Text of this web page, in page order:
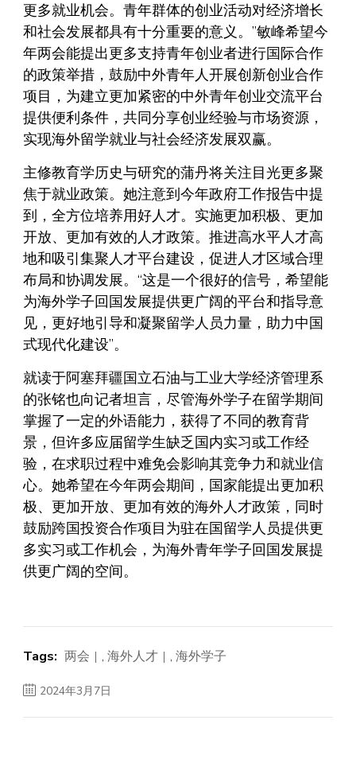
更多就业机会。青年群体的创业活动对经济增长
和社会发展都具有十分重要的意义。”敏峰希望今
年两会能提出更多支持青年创业者进行国际合作
的政策举措，鼓励中外青年人开展创新创业合作
项目，为建立更加紧密的中外青年创业交流平台
提供便利条件，共同分享创业经验与市场资源，
实现海外留学就业与社会经济发展双赢。
主修教育学历史与研究的蒲丹将关注目光更多聚
焦于就业政策。她注意到今年政府工作报告中提
到，全方位培养用好人才。实施更加积极、更加
开放、更加有效的人才政策。推进高水平人才高
地和吸引集聚人才平台建设，促进人才区域合理
布局和协调发展。“这是一个很好的信号，希望能
为海外学子回国发展提供更广阔的平台和指导意
见，更好地引导和凝聚留学人员力量，助力中国
式现代化建设”。
就读于阿塞拜疆国立石油与工业大学经济管理系
的张铭也向记者坦言，尽管海外学子在留学期间
掌握了一定的外语能力，获得了不同的教育背
景，但许多应届留学生缺乏国内实习或工作经
验，在求职过程中难免会影响其竞争力和就业信
心。她希望在今年两会期间，国家能提出更加积
极、更加开放、更加有效的海外人才政策，同时
鼓励跨国投资合作项目为驻在国留学人员提供更
多实习或工作机会，为海外青年学子回国发展提
供更广阔的空间。
Tags: 两会 , 海外人才 , 海外学子
2024年3月7日